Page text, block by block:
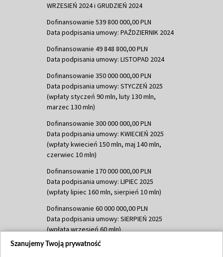
WRZESIEŃ 2024 i GRUDZIEŃ 2024
Dofinansowanie 539 800 000,00 PLN
Data podpisania umowy: PAŹDZIERNIK 2024
Dofinansowanie 49 848 800,00 PLN
Data podpisania umowy: LISTOPAD 2024
Dofinansowanie 350 000 000,00 PLN
Data podpisania umowy: STYCZEŃ 2025
(wpłaty styczeń 90 mln, luty 130 mln,
marzec 130 mln)
Dofinansowanie 300 000 000,00 PLN
Data podpisania umowy: KWIECIEŃ 2025
(wpłaty kwiecień 150 mln, maj 140 mln,
czerwiec 10 mln)
Dofinansowanie 170 000 000,00 PLN
Data podpisania umowy: LIPIEC 2025
(wpłaty lipiec 160 mln, sierpień 10 mln)
Dofinansowanie 60 000 000,00 PLN
Data podpisania umowy: SIERPIEŃ 2025
(wpłata wrzesień 60 mln)
Dofinansowanie 635 783 051,21 PLN
Szanujemy Twoją prywatność